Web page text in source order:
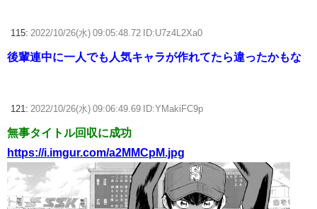
115: 2022/10/26(水) 09:05:48.72 ID:U7z4L2Xa0
後輩連中に一人でも人気キャラが作れてたら違ったかもな
121: 2022/10/26(水) 09:06:49.69 ID:YMakiFC9p
無事タイトル回収に成功
https://i.imgur.com/a2MMCpM.jpg